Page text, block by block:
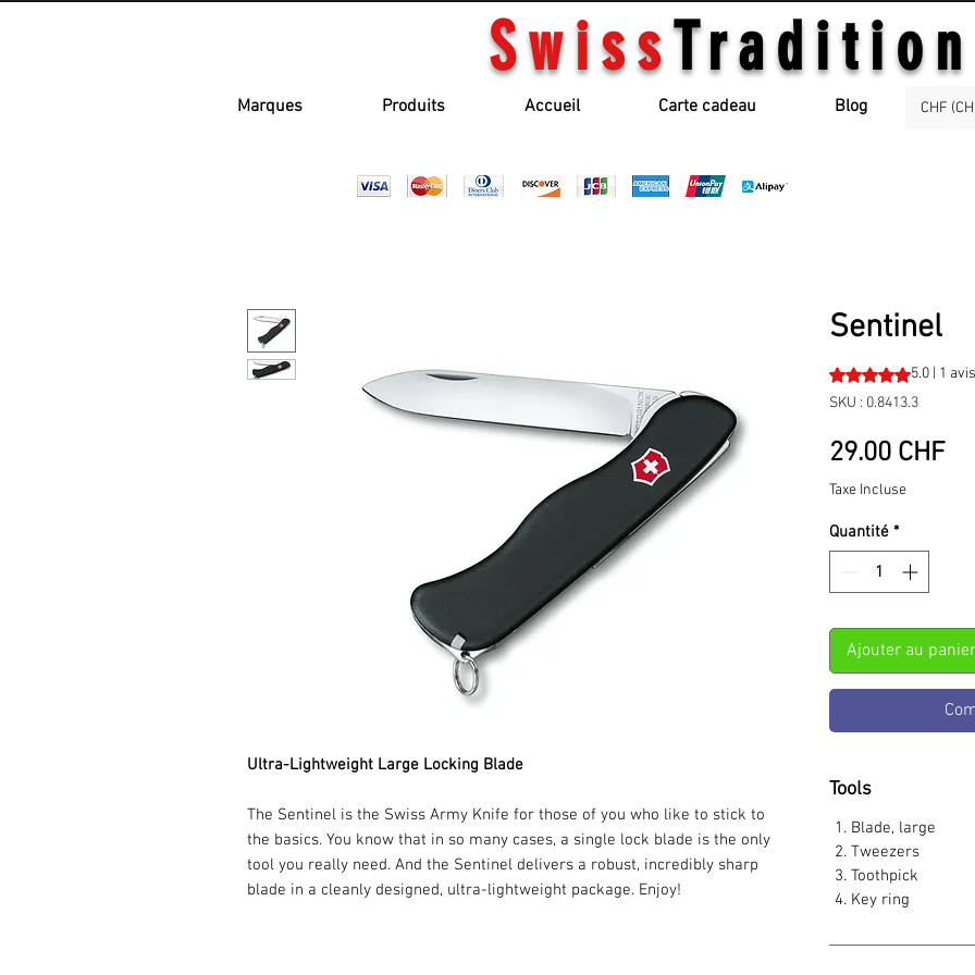
SwissTradition
Marques Produits Accueil Carte cadeau Blog CHF
Ultra-Lightweight Large Locking Blade
The Sentinel is the Swiss Army Knife for those of you who like to stick to
the basics. You know that in so many cases, a single lock blade is the only
tool you really need. And the Sentinel delivers a robust, incredibly sharp
blade in a cleanly designed, ultra-lightweight package. Enjoy!
Sentinel
La note est de 5.0
5.0 | 1 avis
SKU : 0.8413.3
29.00 CHFPrix
Taxe Incluse
Quantité *
Ajouter au panier
Tools
Blade, large
Tweezers
Toothpick
Key ring